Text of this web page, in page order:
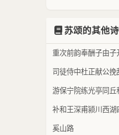
苏颂的其他
重次前韵奉酬子由子
司徒侍中杜正献公挽
游保宁院练光亭同
补和王深甫颍川西湖
奚山路